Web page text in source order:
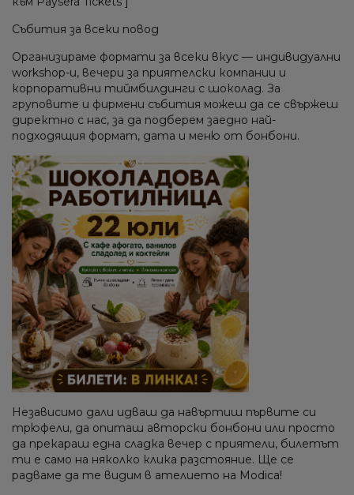
Събития за всеки повод
Организираме формати за всеки вкус — индивидуални
workshop-и, вечери за приятелски компании и
корпоративни тиймбилдинги с шоколад. За
груповите и фирмени събития можеш да се свържеш
директно с нас, за да подберем заедно най-
подходящия формат, дата и меню от бонбони.
Независимо дали идваш да навъртиш първите си
трюфели, да опиташ авторски бонбони или просто
да прекараш една сладка вечер с приятели, билетът
ти е само на няколко клика разстояние. Ще се
радваме да те видим в ателието на Modica!